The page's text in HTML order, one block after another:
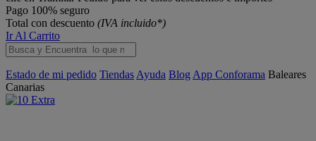
Pago 100% seguro
Total con descuento (IVA incluido*)
Ir Al Carrito
Estado de mi pedido Tiendas Ayuda Blog App Conforama Baleares
Canarias